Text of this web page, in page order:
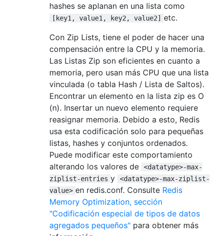
hashes se aplanan en una lista como
[key1, value1, key2, value2] etc.
Con Zip Lists, tiene el poder de hacer una
compensación entre la CPU y la memoria.
Las Listas Zip son eficientes en cuanto a
memoria, pero usan más CPU que una lista
vinculada (o tabla Hash / Lista de Saltos).
Encontrar un elemento en la lista zip es O
(n). Insertar un nuevo elemento requiere
reasignar memoria. Debido a esto, Redis
usa esta codificación solo para pequeñas
listas, hashes y conjuntos ordenados.
Puede modificar este comportamiento
alterando los valores de
<datatype>-max-
ziplist-entries y
<datatype>-max-ziplist-
value> en redis.conf. Consulte Redis
Memory Optimization, sección
"Codificación especial de tipos de datos
agregados pequeños" para obtener más